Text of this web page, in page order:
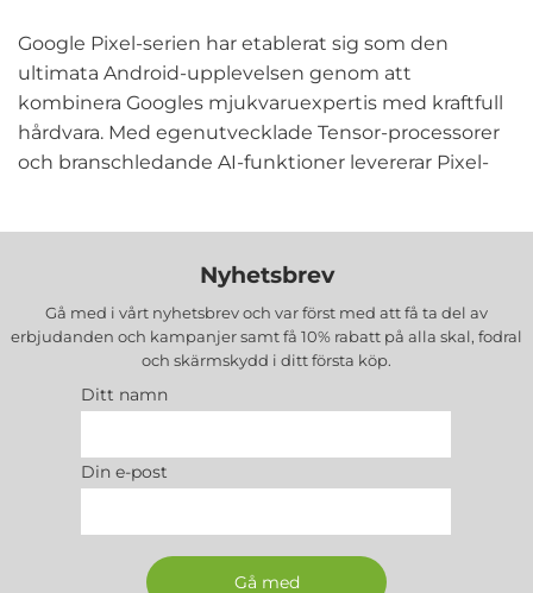
Google Pixel-serien har etablerat sig som den
ultimata Android-upplevelsen genom att
kombinera Googles mjukvaruexpertis med kraftfull
hårdvara. Med egenutvecklade Tensor-processorer
och branschledande AI-funktioner levererar Pixel-
Google Pixel 10 Seriesrepresenterar Googles
senaste innovation med Tensor G5-processor och
revolutionerande AI-kamerateknik. Serien
inkluderar standardmodellen, Pro-varianter och den
innovativa Pro Fold med vikbar design. Perfekt för
Googles kraftfullaste AI-funktioner och professionell
fotografering.
prestanda med omfattande modellutbud från
Nyhetsbrev
Gå med i vårt nyhetsbrev och var först med att få ta del av
erbjudanden och kampanjer samt få 10% rabatt på alla skal, fodral
och skärmskydd i ditt första köp.
Ditt namn
Din e-post